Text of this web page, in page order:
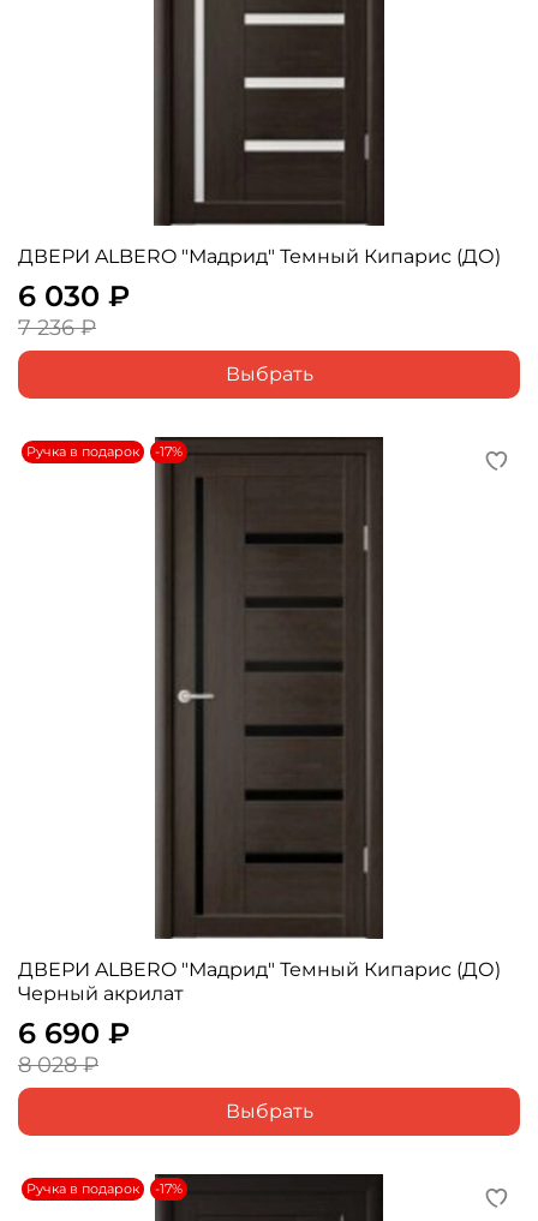
ДВЕРИ ALBERO "Мадрид" Темный Кипарис (ДО)
6 030 ₽
7 236 ₽
Выбрать
Ручка в подарок -17%
ДВЕРИ ALBERO "Мадрид" Темный Кипарис (ДО)
Черный акрилат
6 690 ₽
8 028 ₽
Выбрать
Ручка в подарок -17%